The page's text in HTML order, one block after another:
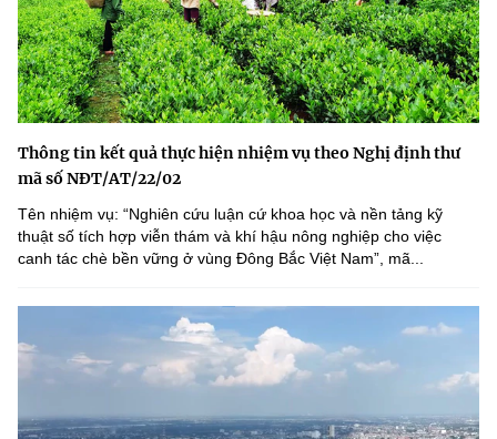
Thông tin kết quả thực hiện nhiệm vụ theo Nghị định thư
mã số NĐT/AT/22/02
Tên nhiệm vụ: “Nghiên cứu luận cứ khoa học và nền tảng kỹ
thuật số tích hợp viễn thám và khí hậu nông nghiệp cho việc
canh tác chè bền vững ở vùng Đông Bắc Việt Nam”, mã...